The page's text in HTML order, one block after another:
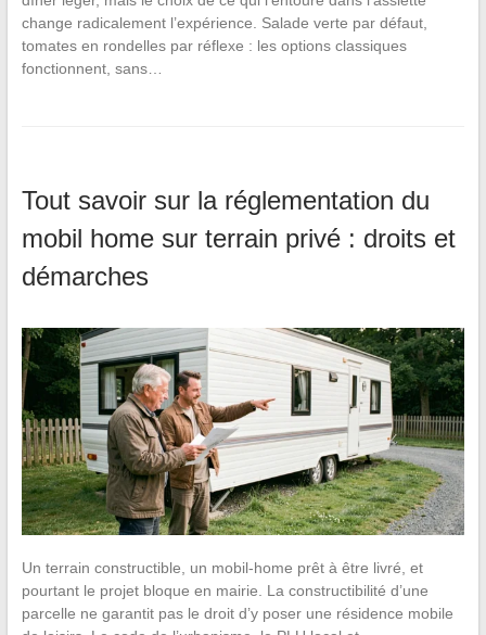
change radicalement l’expérience. Salade verte par défaut,
tomates en rondelles par réflexe : les options classiques
fonctionnent, sans…
Tout savoir sur la réglementation du
mobil home sur terrain privé : droits et
démarches
Un terrain constructible, un mobil-home prêt à être livré, et
pourtant le projet bloque en mairie. La constructibilité d’une
parcelle ne garantit pas le droit d’y poser une résidence mobile